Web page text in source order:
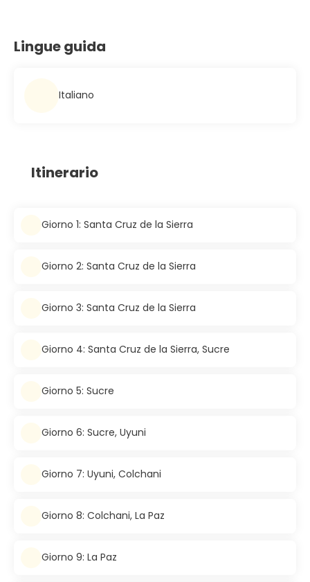
Lingue guida
Italiano
Itinerario
Giorno 1: Santa Cruz de la Sierra
Giorno 2: Santa Cruz de la Sierra
Giorno 3: Santa Cruz de la Sierra
Giorno 4: Santa Cruz de la Sierra, Sucre
Giorno 5: Sucre
Giorno 6: Sucre, Uyuni
Giorno 7: Uyuni, Colchani
Giorno 8: Colchani, La Paz
Giorno 9: La Paz